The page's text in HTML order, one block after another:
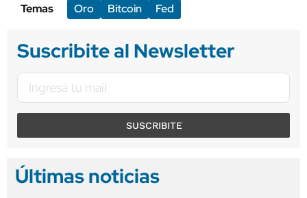
Temas
Oro Bitcoin Fed
Suscribite al Newsletter
SUSCRIBITE
Últimas noticias